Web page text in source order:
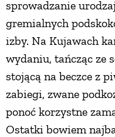
sprowadzanie
gremialnych
izby. Na Kujawach
wydaniu, tańcząc ze
stojącą na beczce z
zabiegi, zwane
ponoć korzystne
Ostatki bowiem